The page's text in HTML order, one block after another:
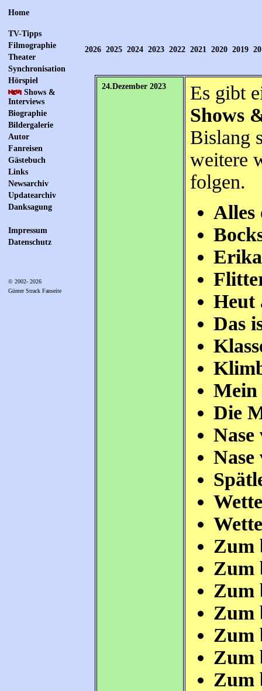
Home
TV-Tipps
Filmographie
Theater
Synchronisation
Hörspiel
Shows &
Interviews
Biographie
Bildergalerie
Autor
Fanreisen
Gästebuch
Links
Newsarchiv
Updatearchiv
Danksagung
Impressum
Datenschutz
© 2002- 2026
Günter Strack Fanseite
2026 2025 2024 2023 2022 2021 2020 2019
24.Dezember 2023
Es gibt
Shows
Bislang
weitere
folgen.
Alles
Heut
Das
Mein
Die
Nase
Nase
Zum
Zum
Zum
Zum
Zum
Zum
Zum